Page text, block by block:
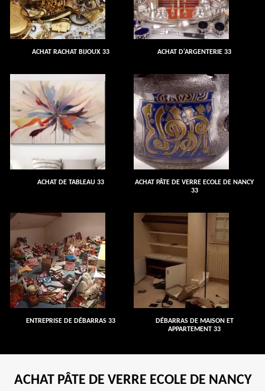
ACHAT RACHAT BIJOUX 33 ACHAT D'ARGENTERIE 33
ACHAT DE TABLEAU 33
ACHAT PÂTE DE VERRE ECOLE DE NANCY
33
ENTREPRISE DE DÉBARRAS 33
DÉBARRAS DE MAISON ET
APPARTEMENT 33
ACHAT PÂTE DE VERRE ECOLE DE NANCY